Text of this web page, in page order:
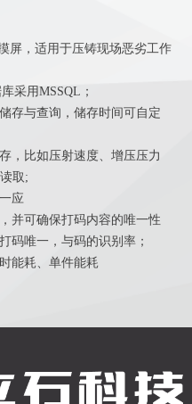
屏，适用于压铸现场恶劣工作
采用MSSQL；
存与查询，储存时间可自定
，比如压射速度、增压压力
取;
应
并可确保打码内容的唯一性
码唯一，与码的识别率；
能耗、单件能耗